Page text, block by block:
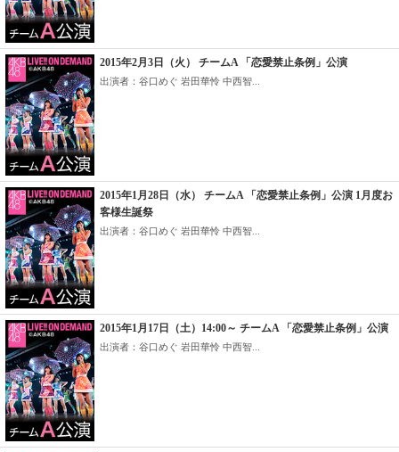
2015年2月3日（火） チームA 「恋愛禁止条例」公演
出演者：谷口めぐ 岩田華怜 中西智...
2015年1月28日（水） チームA 「恋愛禁止条例」公演 1月度お
客様生誕祭
出演者：谷口めぐ 岩田華怜 中西智...
2015年1月17日（土）14:00～ チームA 「恋愛禁止条例」公演
出演者：谷口めぐ 岩田華怜 中西智...